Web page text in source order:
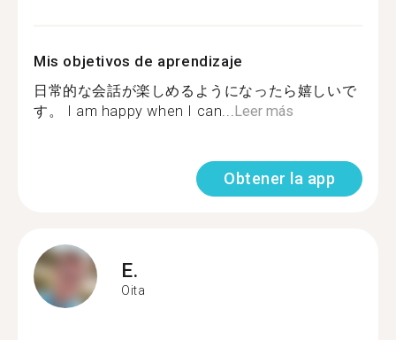
Mis objetivos de aprendizaje
日常的な会話が楽しめるようになったら嬉しいで
す。 I am happy when I can...Leer más
Obtener la app
E.
Oita